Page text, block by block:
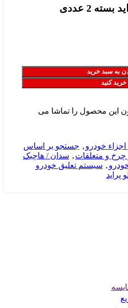
2 عددی
به سبد خرید
خرید کنید
این محصول را تماشا می
خودرو , جستجو بر اساس
و متعلقات , سدان / هاچبک
, سیستم تعلیق خودرو
پراید